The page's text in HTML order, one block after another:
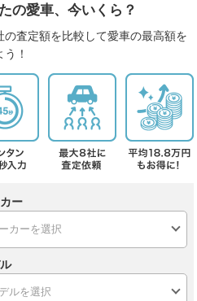
の愛車、今いくら？
の査定額を比較して愛車の最高額を
！
ー